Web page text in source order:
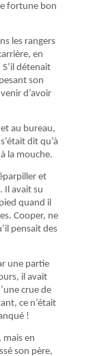
fortune bon
les rangers
en
détenait
son
d’avoir
au bureau,
dit qu’à
la mouche.
et
Il avait su
quand il
Cooper, ne
pensait des
une partie
il avait
crue de
ce n’était
!
mais en
son père,